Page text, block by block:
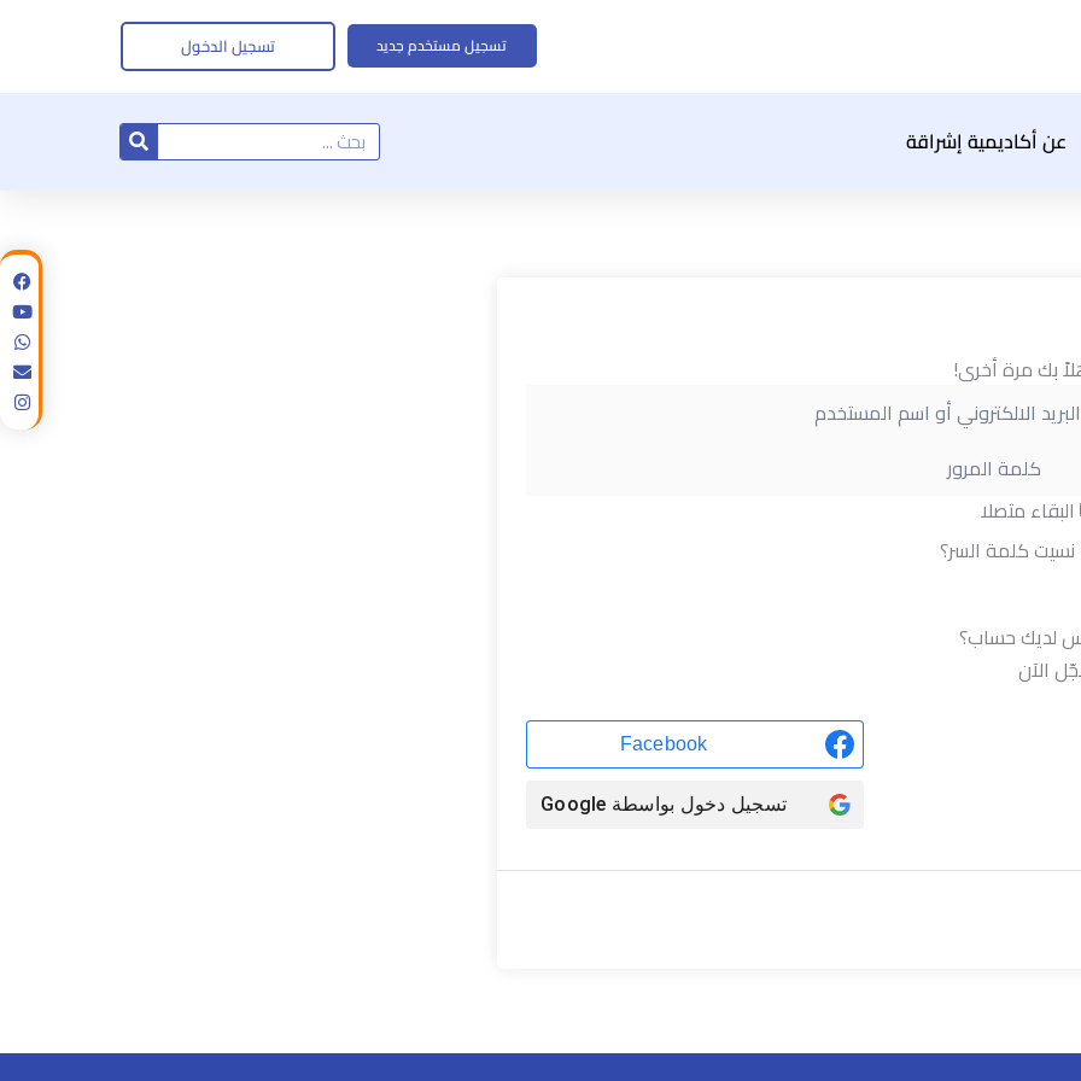
تسجيل مستخدم جديد تسجيل الدخول
عن أكاديمية إشراقة Search
بك مرة أخرى!
البقاء متصلا
نسيت كلمة السر؟
لديك حساب؟
الآن
Facebook
تسجيل دخول بواسطة Google